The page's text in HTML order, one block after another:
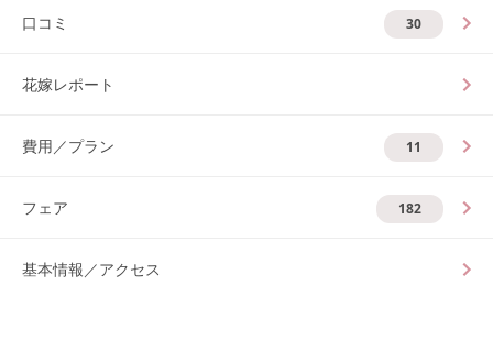
口コミ 30
花嫁レポート
費用／プラン 11
フェア 182
基本情報／アクセス